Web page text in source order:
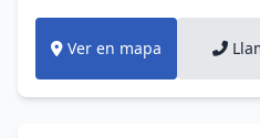
Ver en mapa